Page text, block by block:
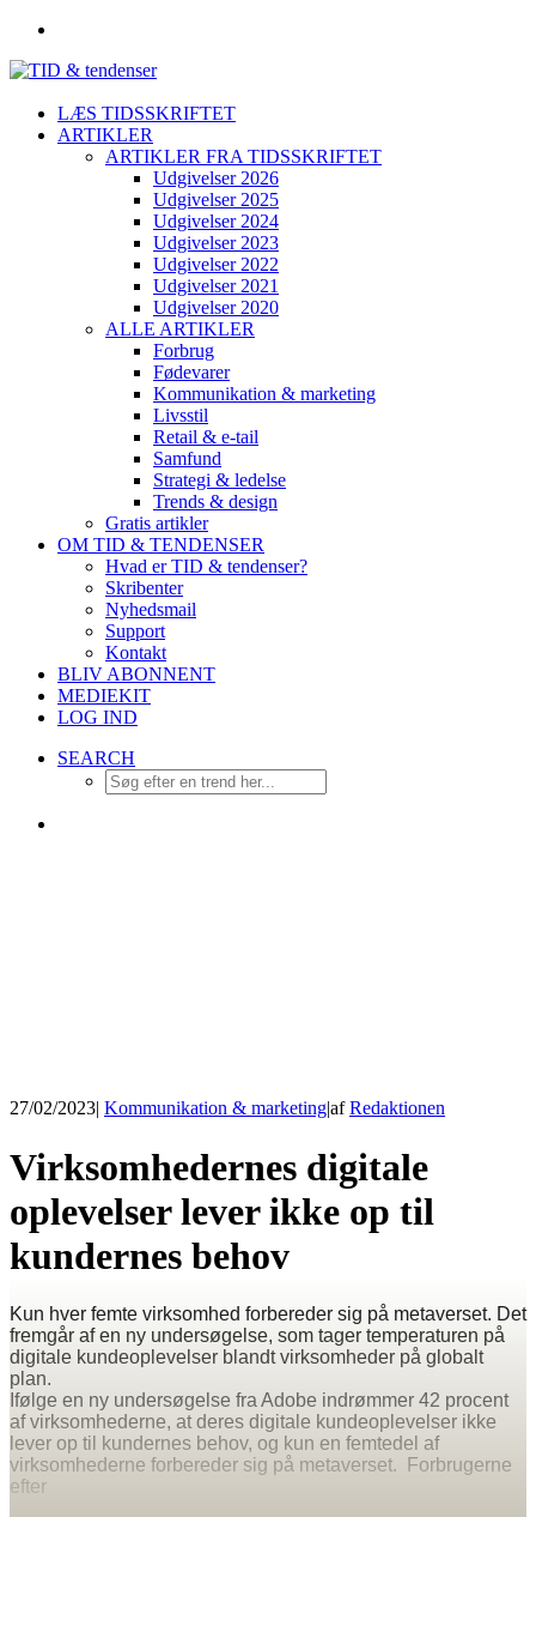
LÆS TIDSSKRIFTET
ARTIKLER
ARTIKLER FRA TIDSSKRIFTET
Udgivelser 2026
Udgivelser 2025
Udgivelser 2024
Udgivelser 2023
Udgivelser 2022
Udgivelser 2021
Udgivelser 2020
ALLE ARTIKLER
Forbrug
Fødevarer
Kommunikation & marketing
Livsstil
Retail & e-tail
Samfund
Strategi & ledelse
Trends & design
Gratis artikler
OM TID & TENDENSER
Hvad er TID & tendenser?
Skribenter
Nyhedsmail
Support
Kontakt
BLIV ABONNENT
MEDIEKIT
LOG IND
SEARCH
27/02/2023| Kommunikation & marketing|afRedaktionen
Virksomhedernes digitale
oplevelser lever ikke op til
kundernes behov
Kun hver femte virksomhed forbereder sig på metaverset. Det
fremgår af en ny undersøgelse, som tager temperaturen på
digitale kundeoplevelser blandt virksomheder på globalt
plan.
Ifølge en ny undersøgelse fra Adobe indrømmer 42 procent
af virksomhederne, at deres digitale kundeoplevelser ikke
lever op til kundernes behov, og kun en femtedel af
virksomhederne forbereder sig på metaverset. Forbrugerne
efter